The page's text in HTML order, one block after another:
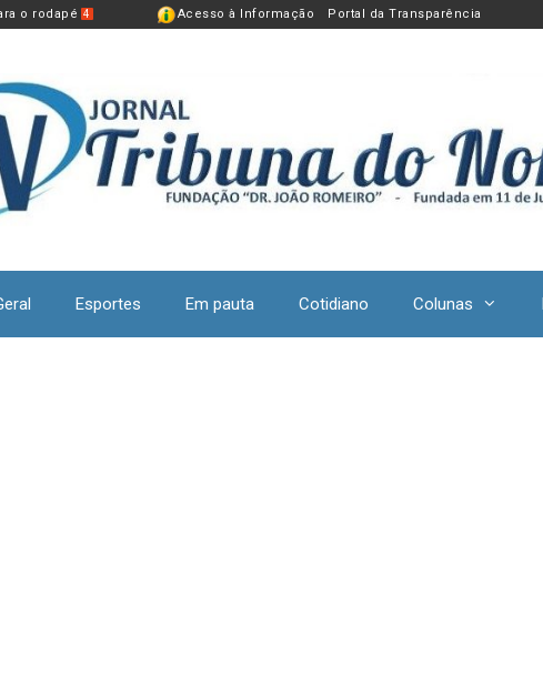
o rodapé 4 Acesso à Informação Portal da Transparência
Esportes Em pauta Cotidiano Colunas